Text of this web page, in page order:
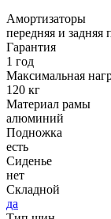
Амортизаторы
передняя и задняя
Гарантия
1 год
Максимальная
120 кг
Материал рамы
алюминий
Подножка
есть
Сиденье
нет
Складной
да